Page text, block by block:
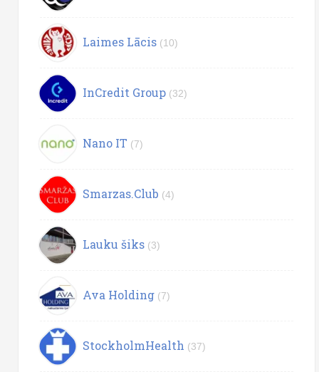
Laimes Lācis (10)
InCredit Group (32)
Nano IT (7)
Smarzas.Club (4)
Lauku šiks (3)
Ava Holding (7)
StockholmHealth (37)